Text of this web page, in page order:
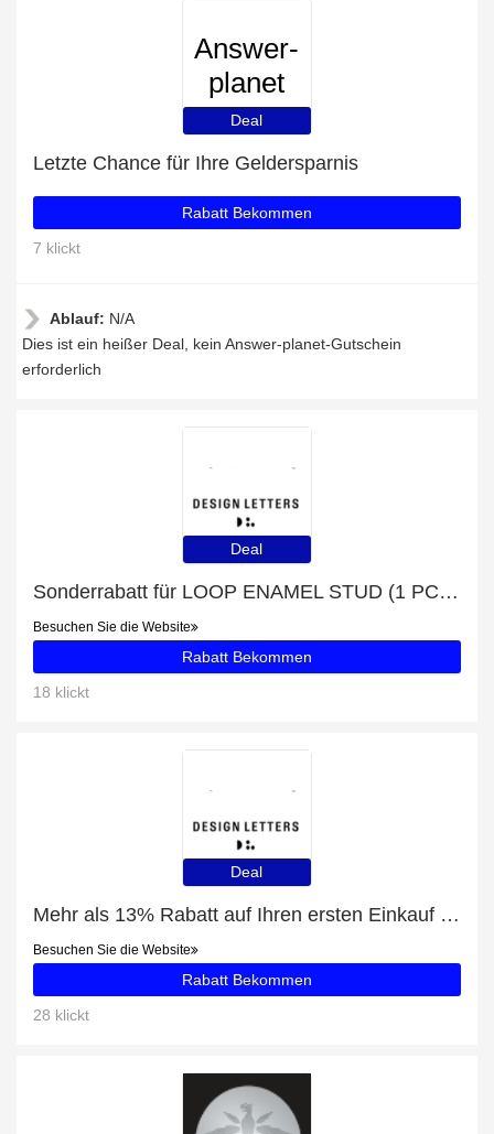
Answer-
planet
Deal
Letzte Chance für Ihre Geldersparnis
Rabatt Bekommen
7 klickt
Ablauf: N/A
Dies ist ein heißer Deal, kein Answer-planet-Gutschein
erforderlich
Deal
Sonderrabatt für LOOP ENAMEL STUD (1 PCS) - bis zu 50% Rabatt
Besuchen Sie die Website
Rabatt Bekommen
18 klickt
Deal
Mehr als 13% Rabatt auf Ihren ersten Einkauf plus 5% Rabatt auf PEARL DROP DOUBLE HOOP
Besuchen Sie die Website
Rabatt Bekommen
28 klickt